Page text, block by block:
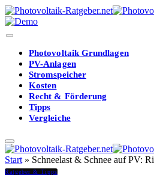
Photovoltaik Grundlagen
PV-Anlagen
Stromspeicher
Kosten
Recht & Förderung
Tipps
Vergleiche
Start » Schneelast & Schnee auf PV:
Ratgeber & Tipps